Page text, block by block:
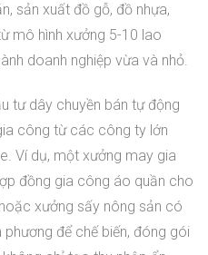
sản xuất đồ gỗ, đồ nhựa,
mô hình xưởng 5-10 lao
doanh nghiệp vừa và nhỏ.
tư dây chuyền bán tự động
công từ các công ty lớn
Ví dụ, một xưởng may gia
đồng gia công áo quần cho
xưởng sấy nông sản có
để chế biến, đóng gói